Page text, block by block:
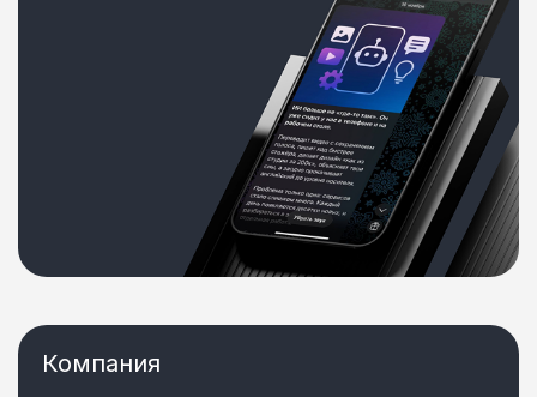
Компания